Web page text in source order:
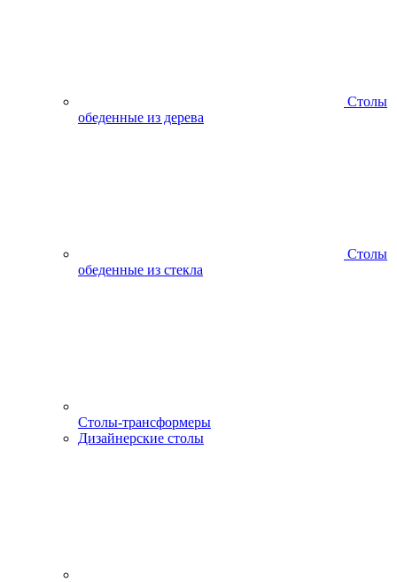
Столы
обеденные из дерева
Столы
обеденные из стекла
Столы-трансформеры
Дизайнерские столы